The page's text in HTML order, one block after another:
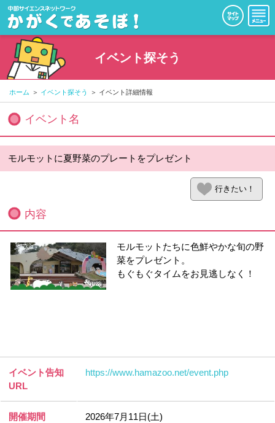
イベント探そう
ホーム イベント探そう イベント詳細情報
イベント名
モルモットに夏野菜のプレートをプレゼント
行きたい！
内容
モルモットたちに色鮮やかな旬の野
菜をプレゼント。
もぐもぐタイムをお見逃しなく！
イベント告知
URL
https://www.hamazoo.net/event.php
開催期間 2026年7月11日(土)